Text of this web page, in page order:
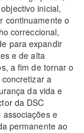
inicial,
continuamente o
correccional,
para expandir
e de alta
a fim de tornar o
concretizar a
da vida e
da DSC
e
permanente ao